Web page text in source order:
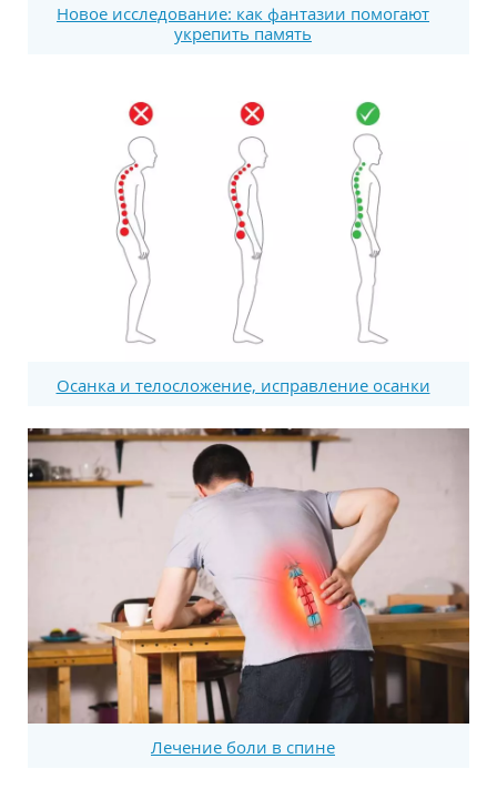
Новое исследование: как фантазии помогают
укрепить память
Осанка и телосложение, исправление осанки
Лечение боли в спине